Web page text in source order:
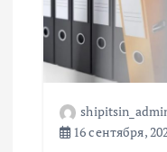
о
з
16 сентября,